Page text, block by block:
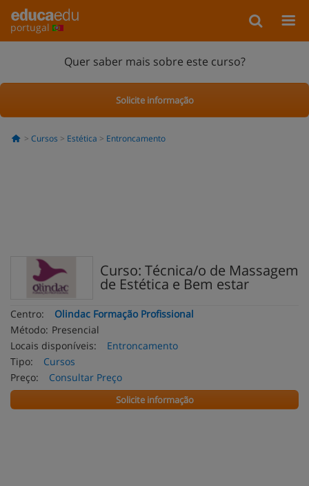
portugal
Quer saber mais sobre este curso?
Solicite informação
Cursos Estética Entroncamento
Curso: Técnica/o de Massagem
de Estética e Bem estar
Centro:
Olindac Formação Profissional
Método: Presencial
Locais disponíveis:
Entroncamento
Tipo:
Cursos
Preço:
Consultar Preço
Solicite informação